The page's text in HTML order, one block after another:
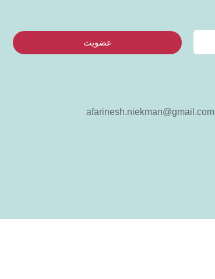
عضویت
afarinesh.niekman@gmail.com